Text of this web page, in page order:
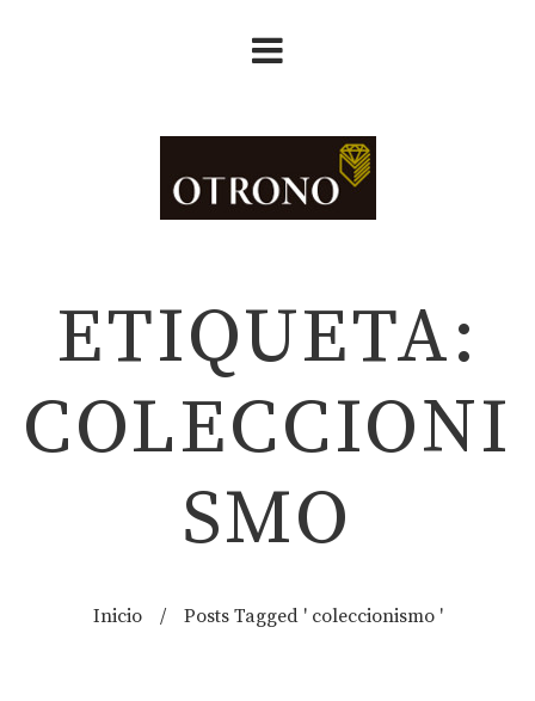
ETIQUETA:
COLECCIONI
SMO
Inicio / Posts Tagged ' coleccionismo '